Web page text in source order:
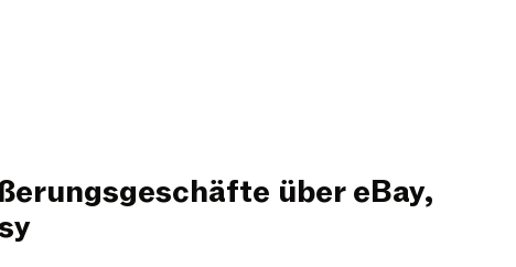
über eBay,